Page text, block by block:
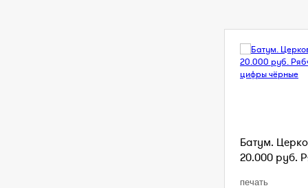
Батум.
20.000 руб.
печать